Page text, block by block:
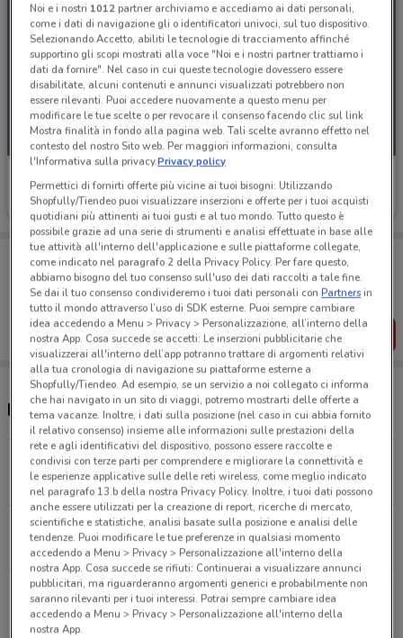
Allianz
Scade il 31/12 149 m
Porta DoveConviene sempre con te!
Puoi trovare le migliori offerte dei negozi vicino a te,
salvarle e creare la tua lista del risparmio, comodamente
dal tuo cellulare.
SCARICA L’APP
Negozi Allianz a Giugliano in Campania
Via Aviere Mario Pirozzi, 30 Giugliano In Campania
149 m
Via Mattia Coppola, 42 Giugliano In Campania
230 m
Via Salvatore Allende, 6 Giugliano In Campania
485 m
Noi e i nostri 1012partner archiviamo e accediamo ai dati personali,
come i dati di navigazione gli o identificatori univoci, sul tuo dispositivo.
Selezionando Accetto, abiliti le tecnologie di tracciamento affinché
supportino gli scopi mostrati alla voce "Noi e i nostri partner trattiamo i
dati da fornire". Nel caso in cui queste tecnologie dovessero essere
disabilitate, alcuni contenuti e annunci visualizzati potrebbero non
essere rilevanti. Puoi accedere nuovamente a questo menu per
modificare le tue scelte o per revocare il consenso facendo clic sul link
Mostra finalità in fondo alla pagina web. Tali scelte avranno effetto nel
contesto del nostro Sito web. Per maggiori informazioni, consulta
l'Informativa sulla privacy.Privacy policy
Permettici di fornirti offerte più vicine ai tuoi bisogni: Utilizzando
Shopfully/Tiendeo puoi visualizzare inserzioni e offerte per i tuoi acquisti
quotidiani più attinenti ai tuoi gusti e al tuo mondo. Tutto questo è
possibile grazie ad una serie di strumenti e analisi effettuate in base alle
tue attività all'interno dell'applicazione e sulle piattaforme collegate,
come indicato nel paragrafo 2 della Privacy Policy. Per fare questo,
abbiamo bisogno del tuo consenso sull'uso dei dati raccolti a tale fine.
Se dai il tuo consenso condivideremo i tuoi dati personali conPartnersin
tutto il mondo attraverso l’uso di SDK esterne. Puoi sempre cambiare
idea accedendo a Menu > Privacy > Personalizzazione, all’interno della
nostra App. Cosa succede se accetti: Le inserzioni pubblicitarie che
visualizzerai all'interno dell’app potranno trattare di argomenti relativi
alla tua cronologia di navigazione su piattaforme esterne a
Shopfully/Tiendeo. Ad esempio, se un servizio a noi collegato ci informa
che hai navigato in un sito di viaggi, potremo mostrarti delle offerte a
tema vacanze. Inoltre, i dati sulla posizione (nel caso in cui abbia fornito
il relativo consenso) insieme alle informazioni sulle prestazioni della
rete e agli identificativi del dispositivo, possono essere raccolte e
condivisi con terze parti per comprendere e migliorare la connettività e
le esperienze applicative sulle delle reti wireless, come meglio indicato
nel paragrafo 13.b della nostra Privacy Policy. Inoltre, i tuoi dati possono
anche essere utilizzati per la creazione di report, ricerche di mercato,
scientifiche e statistiche, analisi basate sulla posizione e analisi delle
tendenze. Puoi modificare le tue preferenze in qualsiasi momento
accedendo a Menu > Privacy > Personalizzazione all'interno della
nostra App. Cosa succede se rifiuti: Continuerai a visualizzare annunci
pubblicitari, ma riguarderanno argomenti generici e probabilmente non
saranno rilevanti per i tuoi interessi. Potrai sempre cambiare idea
accedendo a Menu > Privacy > Personalizzazione all'interno della
nostra App.